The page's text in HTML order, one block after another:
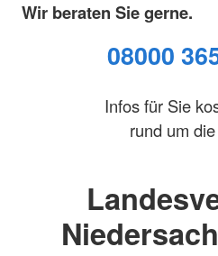
Wir beraten Sie gerne.
08000
Infos für Sie
rund um